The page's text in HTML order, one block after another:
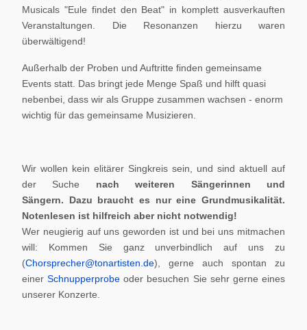
Musicals "Eule findet den Beat" in komplett ausverkauften
Veranstaltungen. Die Resonanzen hierzu waren
überwältigend!
Außerhalb der Proben und Auftritte finden gemeinsame
Events statt. Das bringt jede Menge Spaß und hilft quasi
nebenbei, dass wir als Gruppe zusammen wachsen - enorm
wichtig für das gemeinsame Musizieren.
Wir wollen kein elitärer Singkreis sein, und sind aktuell auf
der Suche nach weiteren Sängerinnen und
Sängern. Dazu braucht es nur eine Grundmusikalität.
Notenlesen ist hilfreich aber nicht notwendig!
Wer neugierig auf uns geworden ist und bei uns mitmachen
will: Kommen Sie ganz unverbindlich auf uns zu
(Chorsprecher@tonartisten.de), gerne auch spontan zu
einerSchnupperprobe oder besuchen Sie sehr gerne eines
unserer Konzerte.